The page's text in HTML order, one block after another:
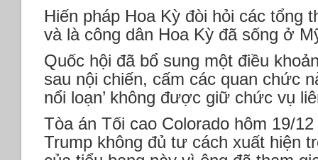
Hiến pháp Hoa Kỳ đòi hỏi các tổng
và là công dân Hoa Kỳ đã sống ở
Quốc hội đã bổ sung một điều
sau nội chiến, cấm các quan chức
nổi loạn’ không được giữ chức vụ
Tòa án Tối cao Colorado hôm 19/
Trump không đủ tư cách xuất hiện